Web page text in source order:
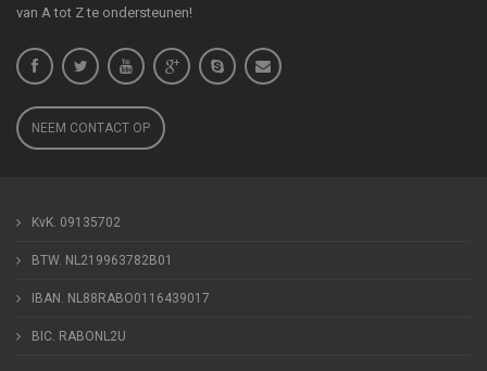
van A tot Z te ondersteunen!
NEEM CONTACT OP
KvK. 09135702
BTW. NL219963782B01
IBAN. NL88RABO0116439017
BIC. RABONL2U